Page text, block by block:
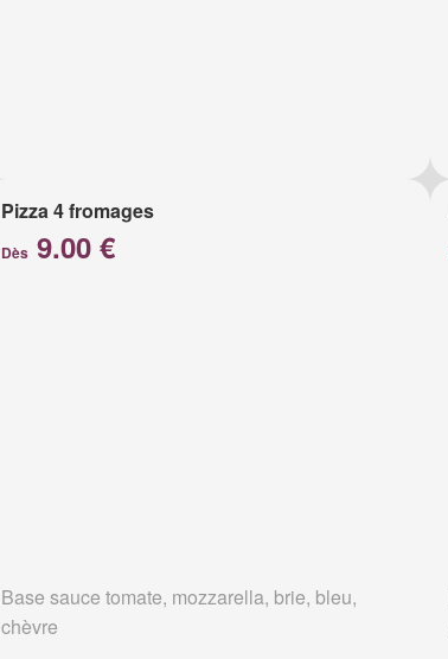
Pizza 4 fromages
Dès9.00 €
Base sauce tomate, mozzarella, brie, bleu,
chèvre